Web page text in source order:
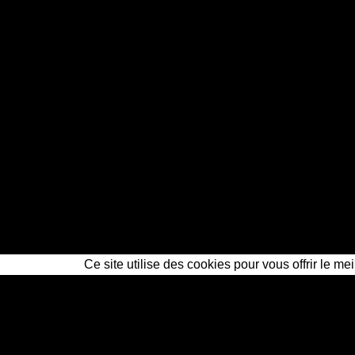
Ce site utilise des cookies pour vous offrir le